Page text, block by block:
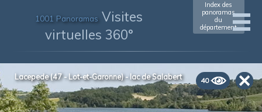
1001 Panoramas Visites
virtuelles 360°
Index des
panoramas
du
département
40
Lacepede (47 - Lot-et-Garonne) - lac de Salabert